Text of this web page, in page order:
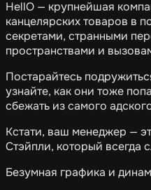
HellO — крупнейшая
канцелярских товаров в
секретами, странными
пространствами и
Постарайтесь
узнайте, как они тоже
сбежать из самого
Кстати, ваш менеджер —
Стэйпли, который всегда
Безумная графика и